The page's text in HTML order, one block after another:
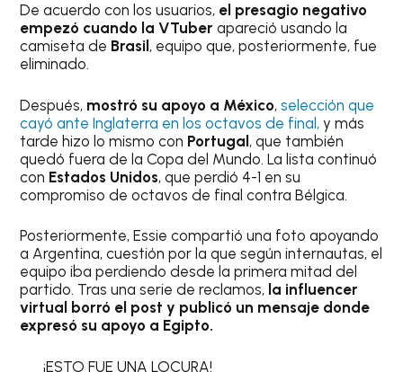
De acuerdo con los usuarios, el presagio negativo
empezó cuando la VTuber apareció usando la
camiseta de Brasil , equipo que, posteriormente, fue
eliminado.
Después, mostró su apoyo a México,selección que
cayó ante Inglaterra en los octavos de final, y más
tarde hizo lo mismo con Portugal, que también
quedó fuera de la Copa del Mundo. La lista continuó
con Estados Unidos, que perdió 4-1 en su
compromiso de octavos de final contra Bélgica.
Posteriormente, Essie compartió una foto apoyando
a Argentina, cuestión por la que según internautas, el
equipo iba perdiendo desde la primera mitad del
partido. Tras una serie de reclamos, la influencer
virtual borró el post y publicó un mensaje donde
expresó su apoyo a Egipto.
¡ESTO FUE UNA LOCURA!